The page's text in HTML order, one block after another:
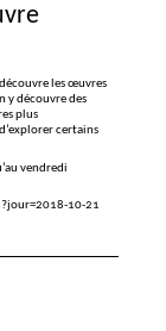
les œuvres
y découvre des
plus
certains
vendredi
10-21